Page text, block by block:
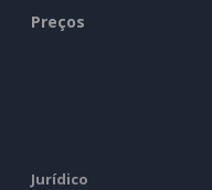
Preços
Jurídico